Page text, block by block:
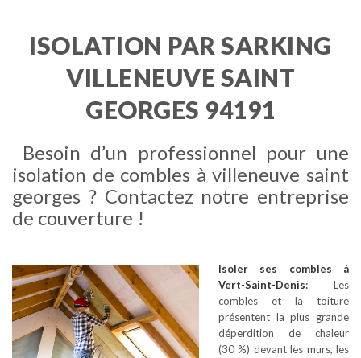
ISOLATION PAR SARKING
VILLENEUVE SAINT
GEORGES 94191
Besoin d’un professionnel pour une
isolation de combles à villeneuve saint
georges ? Contactez notre entreprise
de couverture !
Isoler ses combles à
Vert-Saint-Denis: Les
combles et la toiture
présentent la plus grande
déperdition de chaleur
(30 %) devant les murs, les